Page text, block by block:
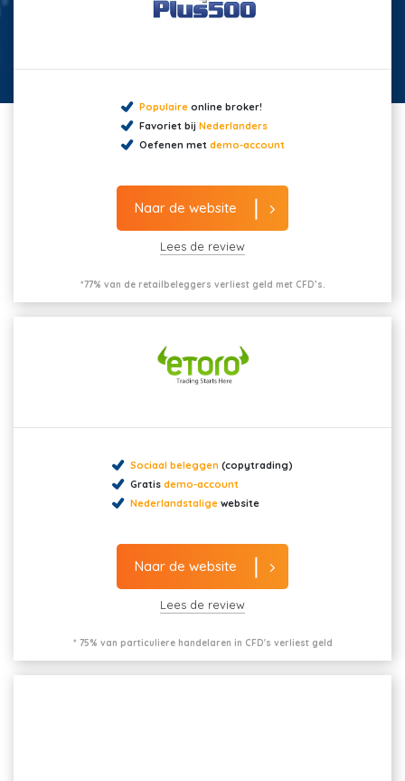
Populaireonline broker!
Favoriet bij Nederlanders
Oefenen met demo-account
Naar de website
Lees de review
*77% van de retailbeleggers verliest geld met CFD’s.
Sociaal beleggen (copytrading)
Gratis demo-account
Nederlandstalige website
Naar de website
Lees de review
* 75% van particuliere handelaren in CFD's verliest geld